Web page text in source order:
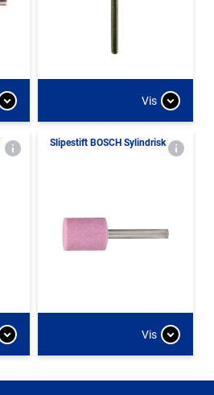
Vis
Slipestift BOSCH Sylindrisk
Vis